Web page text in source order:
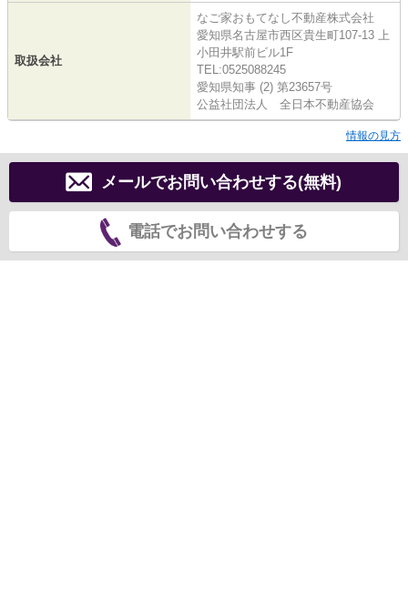
取扱会社
なご家おもてなし不動産株式会社
愛知県名古屋市西区貴生町107-13 上
小田井駅前ビル1F
TEL:0525088245
愛知県知事 (2) 第23657号
公益社団法人 全日本不動産協会
情報の見方
メールでお問い合わせする(無料)
電話でお問い合わせする